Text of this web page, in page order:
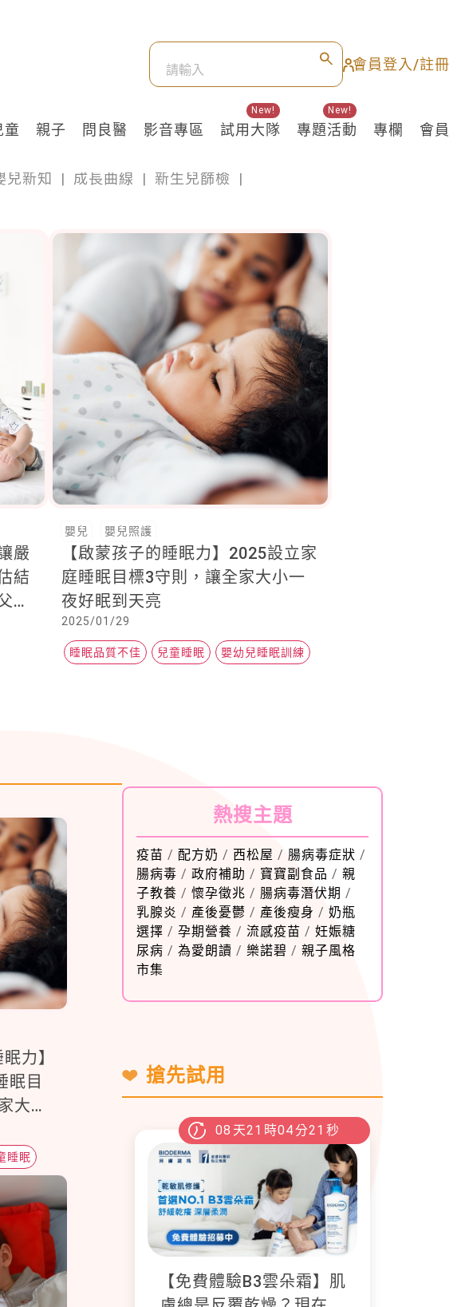
會員登入/註冊
童 親子 問良醫 影音專區 試用大隊
New!
專題活動
New!
專欄 會員
兒新知 | 成長曲線 | 新生兒篩檢 |
嚴
結
母
嬰兒 嬰兒照護
【啟蒙孩子的睡眠力】2025設立家
庭睡眠目標3守則，讓全家大小一
夜好眠到天亮
2025/01/29
睡眠品質不佳 兒童睡眠 嬰幼兒睡眠訓練
力】
眠目
大小
睡眠
熱搜主題
疫苗 / 配方奶 / 西松屋 / 腸病毒症狀 /
腸病毒 / 政府補助 / 寶寶副食品 / 親
子教養 / 懷孕徵兆 / 腸病毒潛伏期 /
乳腺炎 / 產後憂鬱 / 產後瘦身 / 奶瓶
選擇 / 孕期營養 / 流感疫苗 / 妊娠糖
尿病 / 為愛朗讀 / 樂諾碧 / 親子風格
市集
搶先試用
08 天21 時04分19 秒
【免費體驗B3雲朵霜】肌